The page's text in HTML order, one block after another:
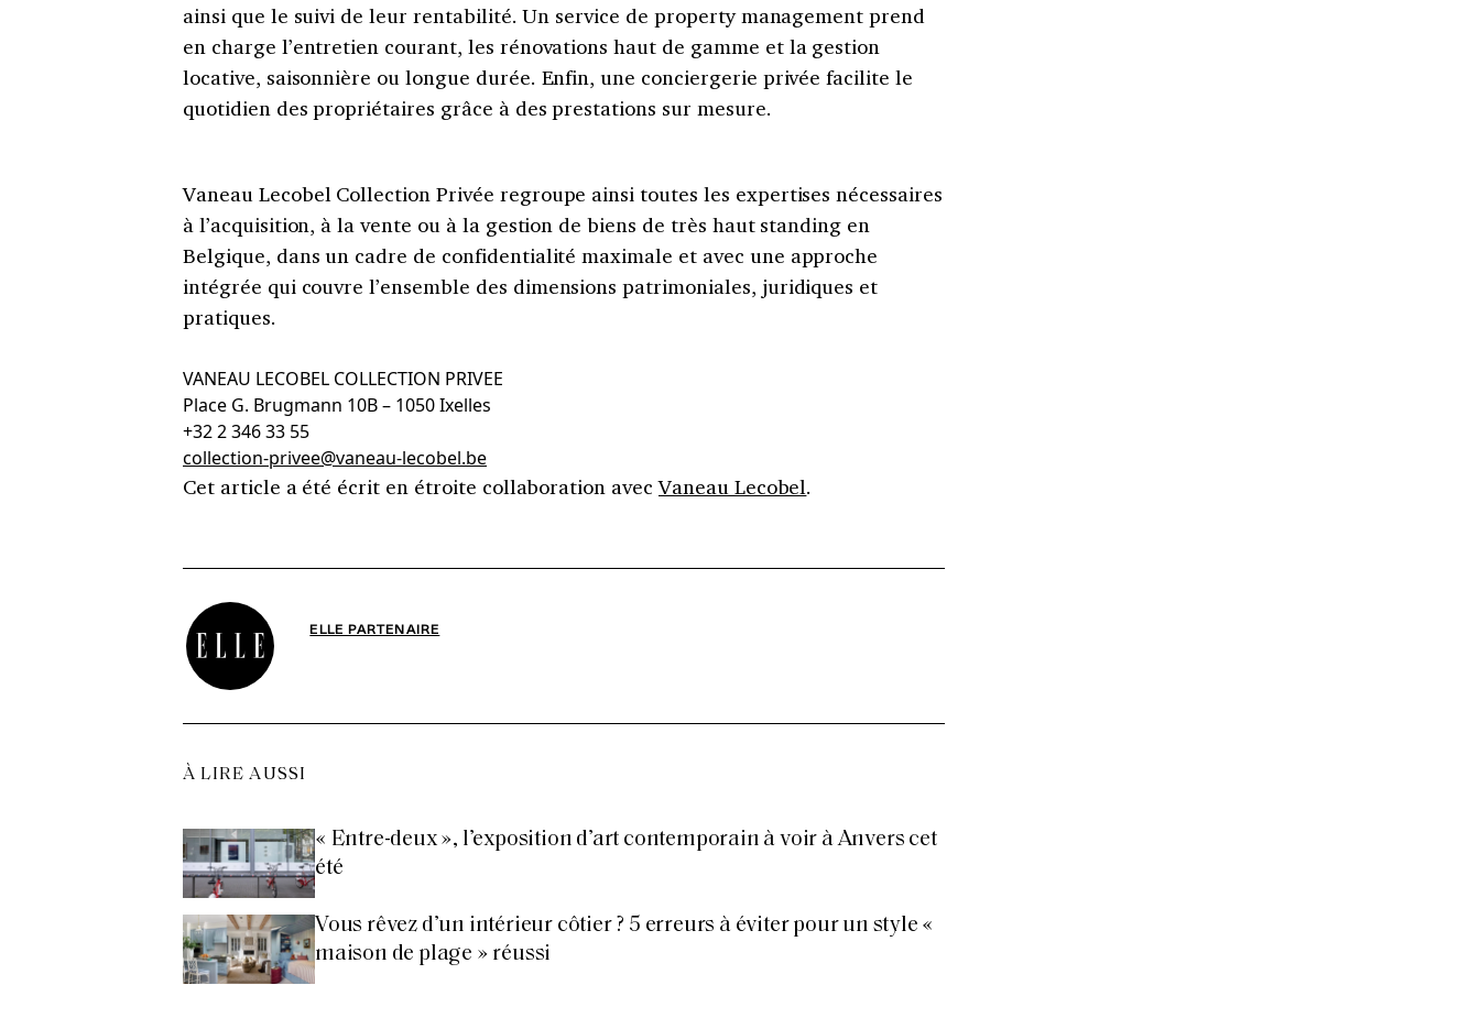
ainsi que le suivi de leur rentabilité. Un service de property management prend
en charge l’entretien courant, les rénovations haut de gamme et la gestion
locative, saisonnière ou longue durée. Enfin, une conciergerie privée facilite le
quotidien des propriétaires grâce à des prestations sur mesure.
Vaneau Lecobel Collection Privée regroupe ainsi toutes les expertises nécessaires
à l’acquisition, à la vente ou à la gestion de biens de très haut standing en
Belgique, dans un cadre de confidentialité maximale et avec une approche
intégrée qui couvre l’ensemble des dimensions patrimoniales, juridiques et
pratiques.
VANEAU LECOBEL COLLECTION PRIVEE
Place G. Brugmann 10B – 1050 Ixelles
+32 2 346 33 55
collection-privee@vaneau-lecobel.be
Cet article a été écrit en étroite collaboration avecVaneau Lecobel.
ELLE PARTENAIRE
À LIRE AUSSI
« Entre-deux », l’exposition d’art contemporain à voir à Anvers cet
été
Vous rêvez d’un intérieur côtier ? 5 erreurs à éviter pour un style «
maison de plage » réussi